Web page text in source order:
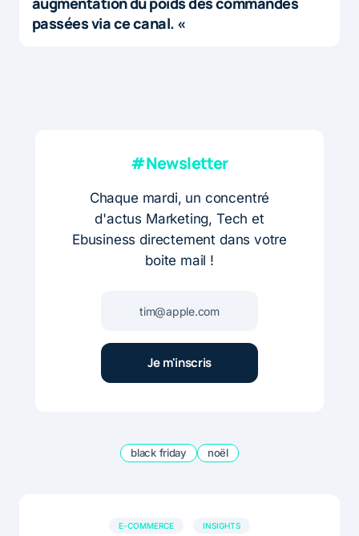
passées via ce canal. «
#Newsletter
Chaque mardi, un concentré
d'actus Marketing, Tech et
Ebusiness directement dans votre
boite mail !
black friday noël
E-COMMERCE INSIGHTS